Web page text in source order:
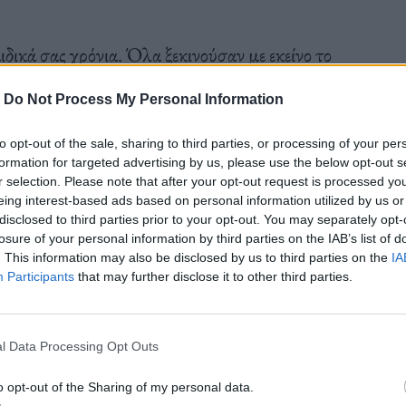
Do Not Process My Personal Information
opt-out of the sale, sharing to third parties, or processing of your
for targeted advertising by us, please use the below opt-out
selection. Please note that after your opt-out request is processed
interest-based ads based on personal information utilized by us
to third parties prior to your opt-out. You may separately
of your personal information by third parties on the IAB’s list of
This information may also be disclosed by us to third parties on the
Participants that may further disclose it to other third parties.
Data Processing Opt Outs
opt-out of the Sharing of my personal data.
σας χρόνια. Όλα ξεκινούσαν με εκείνο το
και το άγχος δεν σας άφηνε να περάσετε το
η καλύτερη δικαιολογία και νούμερο ένα
Το συγκεκριμένο παράδειγμα έχει εφαρμογές
έχει την ίδια πέραση, αλλά η γαστρεντερίτιδα
προκειμένου να αποκτήσετε την
θα σας διαγνώσει “διά μαγείας” με όλα τα
σε κάποιο ταξίδι.
το ψέμα, αλλά ο τρόπος που θα το πείτε. Το